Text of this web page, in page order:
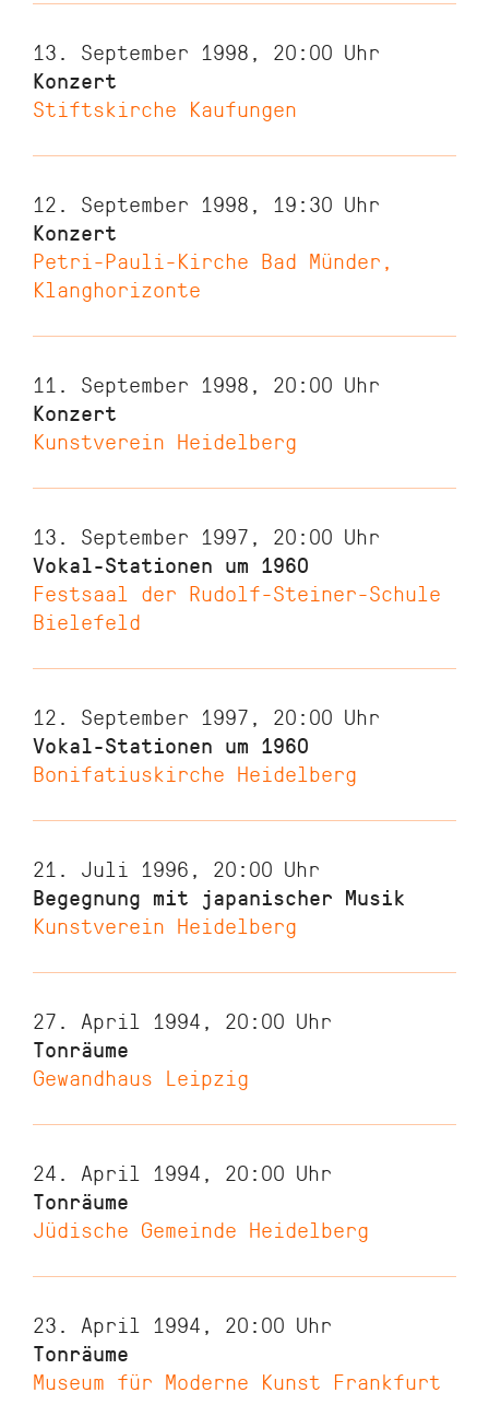
13. September 1998, 20:00 Uhr
Konzert
Stiftskirche Kaufungen
12. September 1998, 19:30 Uhr
Konzert
Petri-Pauli-Kirche Bad Münder,
Klanghorizonte
11. September 1998, 20:00 Uhr
Konzert
Kunstverein Heidelberg
13. September 1997, 20:00 Uhr
Vokal-Stationen um 1960
Festsaal der Rudolf-Steiner-Schule
Bielefeld
12. September 1997, 20:00 Uhr
Vokal-Stationen um 1960
Bonifatiuskirche Heidelberg
21. Juli 1996, 20:00 Uhr
Begegnung mit japanischer Musik
Kunstverein Heidelberg
27. April 1994, 20:00 Uhr
Tonräume
Gewandhaus Leipzig
24. April 1994, 20:00 Uhr
Tonräume
Jüdische Gemeinde Heidelberg
23. April 1994, 20:00 Uhr
Tonräume
Museum für Moderne Kunst Frankfurt